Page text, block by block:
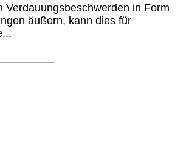
Verdauungsbeschwerden in Form
äußern, kann dies für